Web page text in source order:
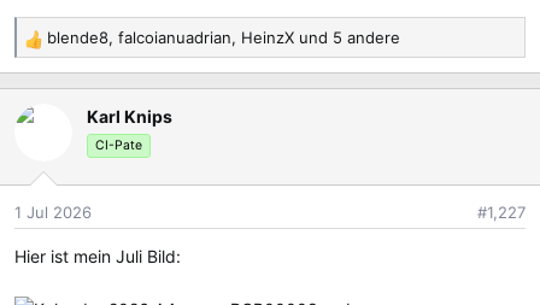
R
e
a
k
o
n
n
blende8, falcoianuadrian, HeinzX und 5 andere
Karl Knips
CI-Pate
1 Jul 2026 #1,227
Hier ist mein Juli Bild: